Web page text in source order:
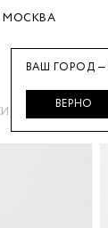
МОСКВА
ЖЕНСКИЕ
ВАШ ГОРОД —
ВЕРНО